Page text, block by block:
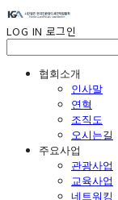
LOG IN 로그인
협회소개
인사말
연혁
조직도
오시는길
주요사업
관광사업
교육사업
네트워킹